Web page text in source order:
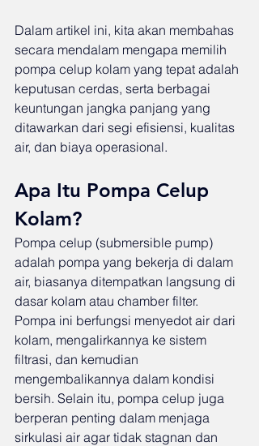
Dalam artikel ini, kita akan membahas
secara mendalam mengapa memilih
pompa celup kolam yang tepat adalah
keputusan cerdas, serta berbagai
keuntungan jangka panjang yang
ditawarkan dari segi efisiensi, kualitas
air, dan biaya operasional.
Apa Itu Pompa Celup
Kolam?
Pompa celup (submersible pump)
adalah pompa yang bekerja di dalam
air, biasanya ditempatkan langsung di
dasar kolam atau chamber filter.
Pompa ini berfungsi menyedot air dari
kolam, mengalirkannya ke sistem
filtrasi, dan kemudian
mengembalikannya dalam kondisi
bersih. Selain itu, pompa celup juga
berperan penting dalam menjaga
sirkulasi air agar tidak stagnan dan